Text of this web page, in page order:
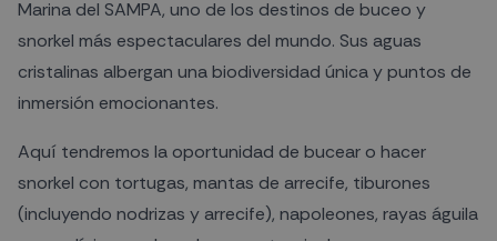
Marina del SAMPA, uno de los destinos de buceo y
snorkel más espectaculares del mundo. Sus aguas
cristalinas albergan una biodiversidad única y puntos de
inmersión emocionantes.
Aquí tendremos la oportunidad de bucear o hacer
snorkel con tortugas, mantas de arrecife, tiburones
(incluyendo nodrizas y arrecife), napoleones, rayas águila